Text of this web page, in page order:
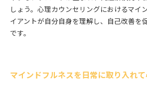
しょう。心理カウンセリングにおけるマイ
イアントが自分自身を理解し、自己改善を
です。
マインドフルネスを日常に取り入れ